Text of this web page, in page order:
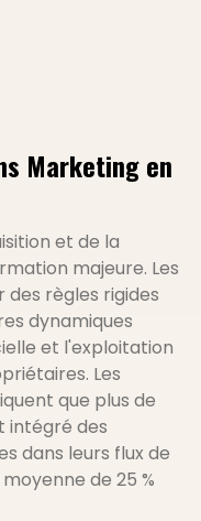
Marketing en
et de la
majeure. Les
règles rigides
dynamiques
et l'exploitation
Les
que plus de
intégré des
dans leurs flux de
de 25 %